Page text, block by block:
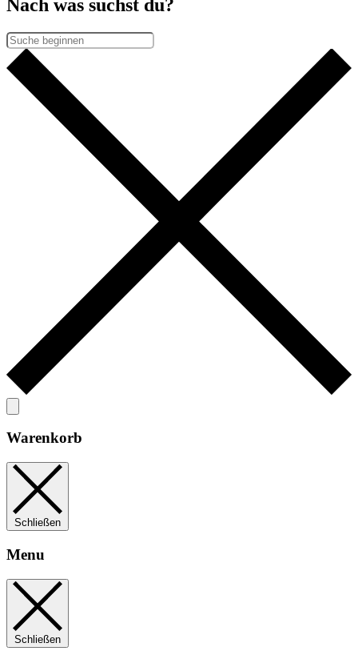
Nach was suchst du?
Warenkorb
Schließen
Menu
Schließen